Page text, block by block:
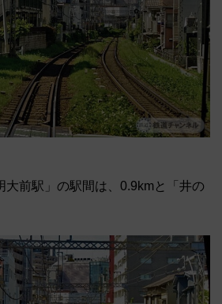
大前駅」の駅間は、0.9kmと「井の